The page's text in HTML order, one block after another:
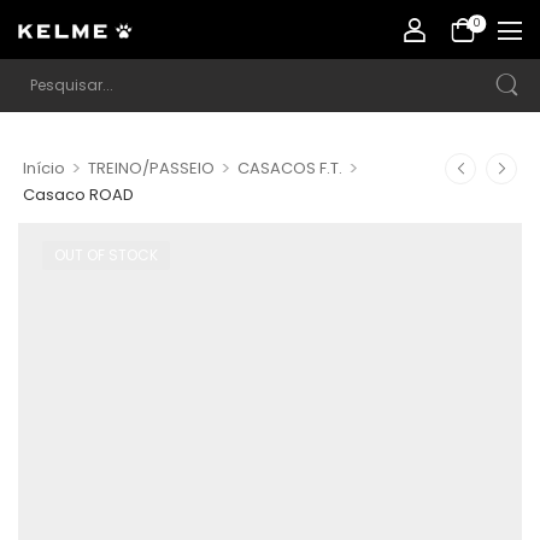
0
Início > TREINO/PASSEIO > CASACOS F.T. >
Casaco ROAD